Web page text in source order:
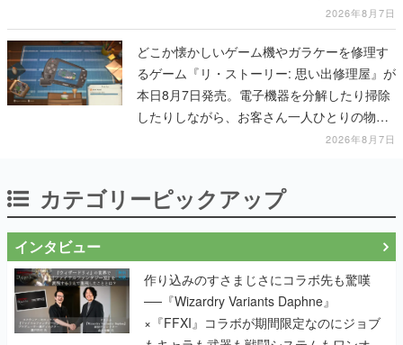
一撃をブチかませるロマンある作品2026年8月7日
どこか懐かしいゲーム機やガラケーを修理す
るゲーム『リ・ストーリー: 思い出修理屋』が
本日8月7日発売。電子機器を分解したり掃除
したりしながら、お客さん一人ひとりの物語
2026年8月7日
カテゴリーピックアップ
インタビュー
作り込みのすさまじさにコラボ先も驚嘆
──『Wizardry Variants Daphne』
×『FFXI』コラボが期間限定なのにジョブ